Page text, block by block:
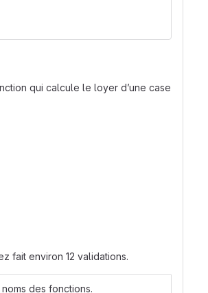
qui calcule le loyer d’une case
fait environ 12 validations.
des fonctions.